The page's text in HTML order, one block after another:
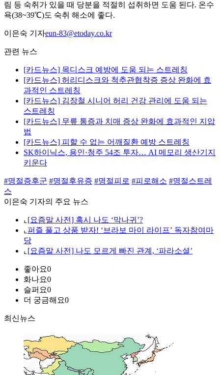
림 등 숙취가 있을 때 당분을 적절히 섭취하면 도움 된다. 온수
욕(38~39℃)도 숙취 해소에 좋다.
이은숙 기자eun-83@etoday.co.kr
관련 뉴스
[카드뉴스] 목디스크 예방에 도움 되는 스트레칭
[카드뉴스] 허리디스크와 척추관협착증 증상 완화에 효
과적인 스트레칭
[카드뉴스] 김장철 시니어 허리 건강 관리에 도움 되는
스트레칭
[카드뉴스] 무릎 통증과 치매 증상 완화에 효과적인 지압
법
[카드뉴스] 피할 수 없는 어깨질환 예방 스트레칭
SK하이닉스, 용인·청주 54조 투자… AI 메모리 생산기지
키운다
#명절증후군 #명절후유증 #명절피로 #피로해소 #명절스트레
스
이은숙 기자의 주요 뉴스
⌞ [요즘말 사전] 혹시 나도 ‘막나귀’?
⌞ 퍼즐 풀고 상품 받자! ‘브라보 마이 라이프’ 독자참여마
당
⌞ [요즘말 사전] 나도 모르게 빠진 관계, ‘파라소셜’
좋아요0
화나요0
슬퍼요0
더 궁금해요0
최신뉴스